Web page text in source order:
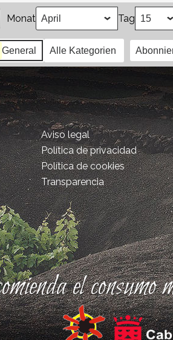
Monat Tag
General Alle Kategorien
Aviso legal
Política de privacidad
Política de cookies
Transparencia
el consumo